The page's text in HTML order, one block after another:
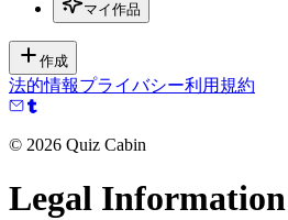
マイ作品
作成
法的情報プライバシー利用規約
© 2026 Quiz Cabin
Legal Information